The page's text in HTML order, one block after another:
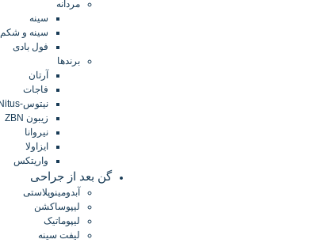
مردانه
سینه
سینه و شکم
فول بادی
برندها
آرتان
فاجات
نیتوس-Nitus
زیبون ZBN
نیروانا
ایزاولا
واریتکس
گن بعد از جراحی
آبدومینوپلاستی
لیپوساکشن
لیپوماتیک
لیفت سینه